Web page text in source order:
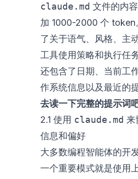
claude.md 文件的内
加 1000-2000 个 token
了关于语气、风格、主
工具使用策略和执行任
还包含了日期、当前工
作系统信息以及最近的
去读一下完整的提示词
2.1 使用 claude.md 来
信息和偏好
大多数编程智能体的开
一个重要模式就是使用